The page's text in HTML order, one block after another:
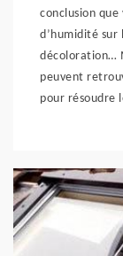
conclusion
d’humidité sur
décoloration…
peuvent
pour résoudre